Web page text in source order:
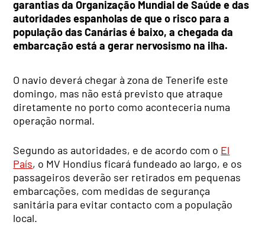
garantias da Organização Mundial de Saúde e das
autoridades espanholas de que o risco para a
população das Canárias é baixo, a chegada da
embarcação está a gerar nervosismo na ilha.
O navio deverá chegar à zona de Tenerife este
domingo, mas não está previsto que atraque
diretamente no porto como aconteceria numa
operação normal.
Segundo as autoridades, e de acordo com o El
País, o MV Hondius ficará fundeado ao largo, e os
passageiros deverão ser retirados em pequenas
embarcações, com medidas de segurança
sanitária para evitar contacto com a população
local.